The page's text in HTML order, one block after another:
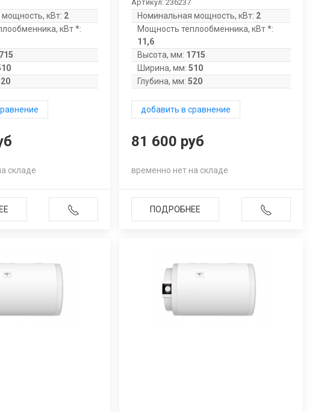
кВт: 2
кВт *:
складе
Артикул:236237
Номинальная мощность, кВт: 2
Мощность теплообменника, кВт *:
11,6
Высота, мм: 1715
Ширина, мм: 510
Глубина, мм: 520
добавить в сравнение
81 600 руб
временно нет на складе
ПОДРОБНЕЕ